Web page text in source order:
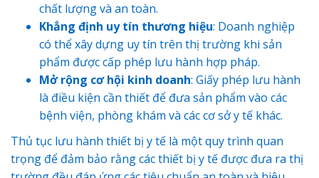
chất lượng và an toàn.
Khẳng định uy tín thương hiệu: Doanh nghiệp
có thể xây dựng uy tín trên thị trường khi sản
phẩm được cấp phép lưu hành hợp pháp.
Mở rộng cơ hội kinh doanh: Giấy phép lưu hành
là điều kiện cần thiết để đưa sản phẩm vào các
bệnh viện, phòng khám và các cơ sở y tế khác.
Thủ tục lưu hành thiết bị y tế là một quy trình quan
trọng để đảm bảo rằng các thiết bị y tế được đưa ra thị